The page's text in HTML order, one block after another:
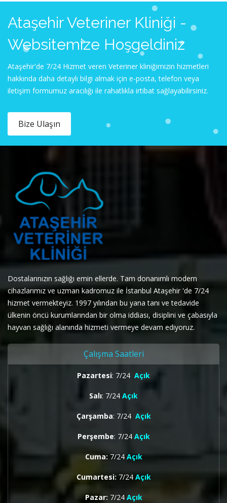
Ataşehir Veteriner Kliniği -
Websitemize Hoşgeldiniz
Ataşehir'de 7/24 Hizmet veren Veteriner kliniğimizin hizmetleri
hakkında daha detaylı bilgi almak için e-posta, telefon veya
iletişim formumuz aracılığı ile rahatlıkla irtibat sağlayabilirsiniz.
Bize Ulaşın
Dostalarınızın sağlığı emin ellerde. Tam donanımlı modern
cihazlarımız ve uzman kadromuz ile İstanbul Ataşehir 'de 7/24
hizmet vermekteyiz. 1997 yılından bu yana tanı ve tedavide
ülkenin öncü kurumlarından bir olma iddiası, disiplini ve çabasıyla
hayvan sağlığı alanında hizmeti vermeye devam ediyoruz.
Çalışma Saatleri
Pazartesi: 7/24 Açık
Salı: 7/24 Açık
Çarşamba: 7/24 Açık
Perşembe: 7/24 Açık
Cuma: 7/24 Açık
Cumartesi: 7/24 Açık
Pazar: 7/24 Açık